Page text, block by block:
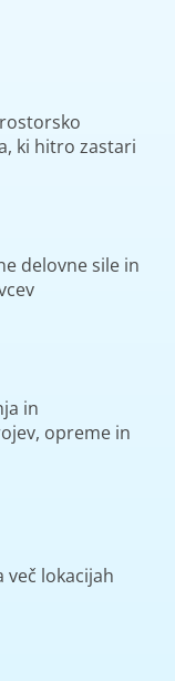
ki hitro zastari
delovne sile in
in
opreme in
več lokacijah